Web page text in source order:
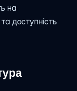
на
доступність